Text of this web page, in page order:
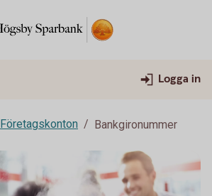
Logga in
Företagskonton Bankgironummer